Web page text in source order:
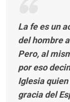
La fe es un
del hombre
Pero, al
por eso
Iglesia quien
gracia del